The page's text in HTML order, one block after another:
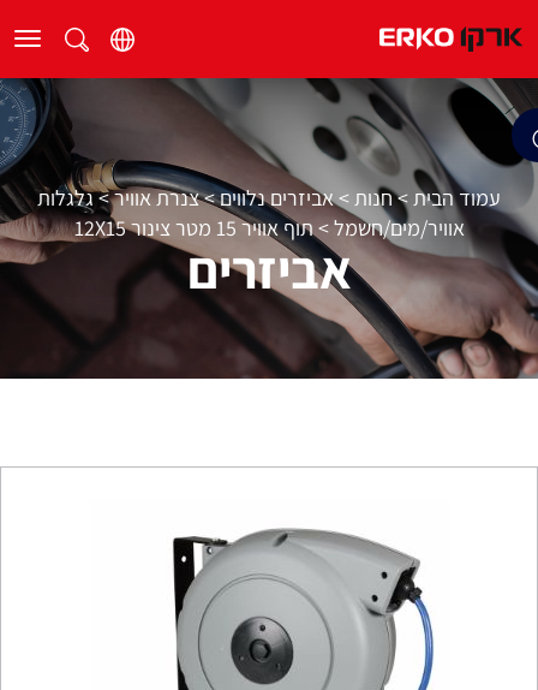
עמוד הבית >חנות >אביזרים נלווים>צנרת אוויר>גלגלות
אוויר/מים/חשמל> תוף אוויר 15 מטר צינור 12X15
אביזרים